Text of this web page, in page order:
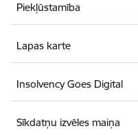
Piekļūstamība
Lapas karte
Insolvency Goes Digital
Sīkdatņu izvēles maiņa